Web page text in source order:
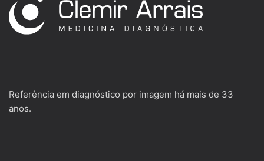
Referência em diagnóstico por imagem há mais de 33
anos.